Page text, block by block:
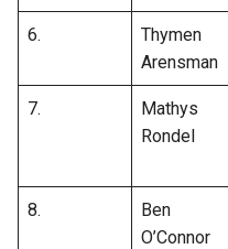
6.
Thymen
Arensman
7.
Mathys
Rondel
8.
Ben
O’Connor